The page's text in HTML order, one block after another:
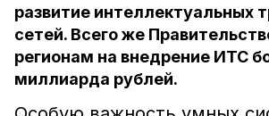
развитие интеллектуальных
сетей. Всего же
регионам на внедрение ИТС
миллиарда рублей.